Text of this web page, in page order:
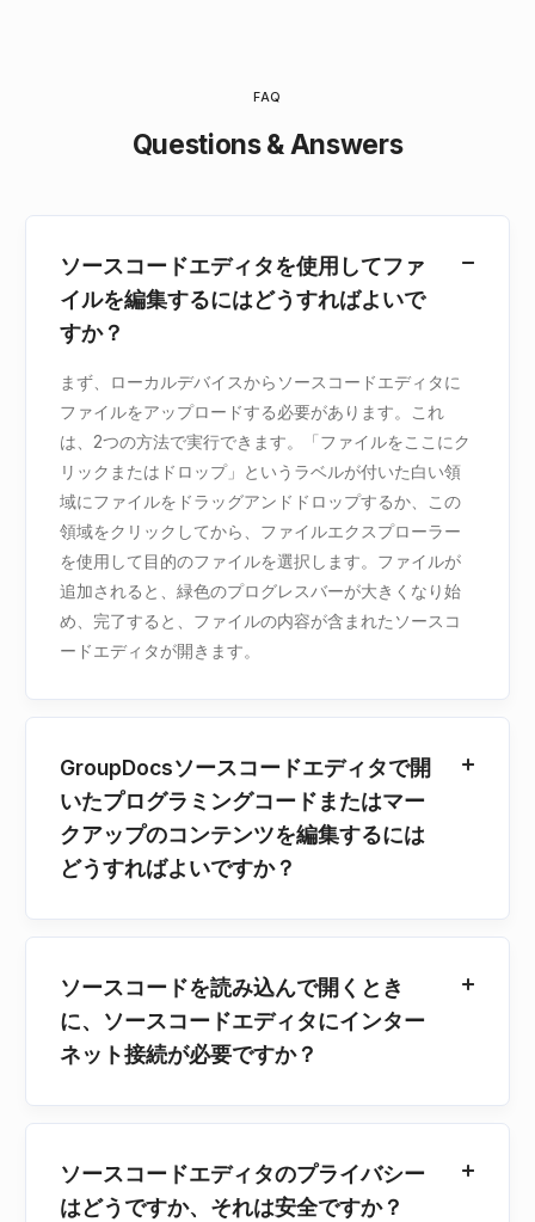
FAQ
Questions & Answers
ソースコードエディタを使用してファ
イルを編集するにはどうすればよいで
すか？
まず、ローカルデバイスからソースコードエディタに
ファイルをアップロードする必要があります。これ
は、2つの方法で実行できます。「ファイルをここにク
リックまたはドロップ」というラベルが付いた白い領
域にファイルをドラッグアンドドロップするか、この
領域をクリックしてから、ファイルエクスプローラー
を使用して目的のファイルを選択します。ファイルが
追加されると、緑色のプログレスバーが大きくなり始
め、完了すると、ファイルの内容が含まれたソースコ
ードエディタが開きます。
GroupDocsソースコードエディタで開
いたプログラミングコードまたはマー
クアップのコンテンツを編集するには
どうすればよいですか？
ソースコードを読み込んで開くとき
に、ソースコードエディタにインター
ネット接続が必要ですか？
ソースコードエディタのプライバシー
はどうですか、それは安全ですか？